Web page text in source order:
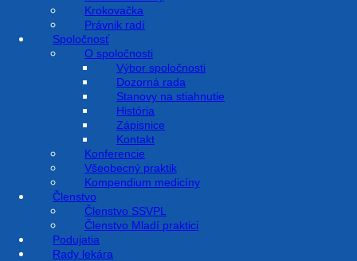
Krokovačka
Právnik radí
Spoločnosť
O spoločnosti
Výbor spoločnosti
Dozorná rada
Stanovy na stiahnutie
História
Zápisnice
Kontakt
Konferencie
Všeobecný praktik
Kompendium medicíny
Členstvo
Členstvo SSVPL
Členstvo Mladí praktici
Podujatia
Rady lekára
30. Októbra 2022